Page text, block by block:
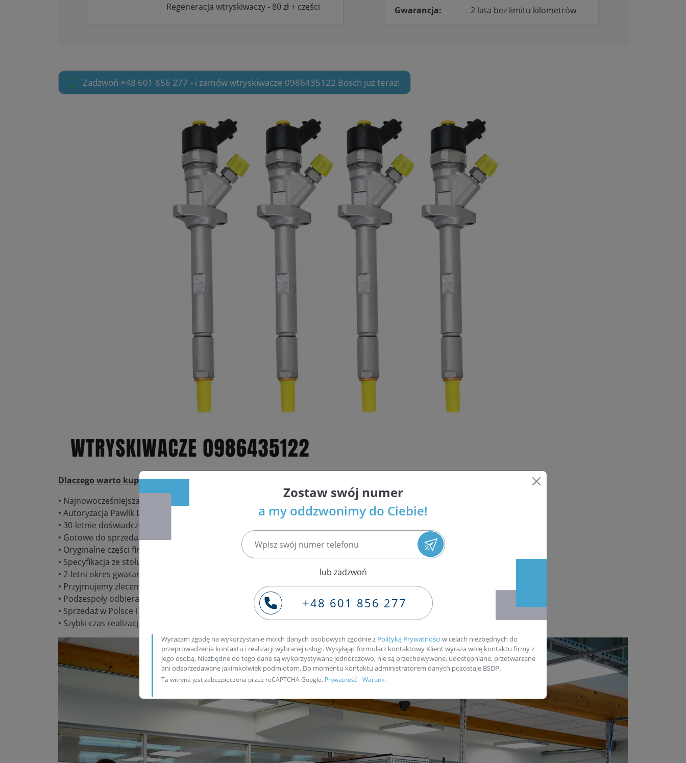
Regeneracja wtryskiwaczy - 80 zł + części Gwarancja: 2 lata bez limitu kilometrów
Zadzwoń +48 601 856 277 - i zamów wtryskiwacze 0986435122 Bosch już teraz!
Dlaczego warto kupić:
• Najnowocześniejsza pracownia regeneracji wtryskiwaczy Common Rail i benzynowych w Polsce
• Autoryzacja Pawlik Diesel Service – gwarancja najwyższej jakości usług
• 30-letnie doświadczenie w naprawie podzespołów układu paliwowego
• Gotowe do sprzedaży wtryskiwacze w dużych ilościach i atrakcyjnych cenach
• Oryginalne części firmy Bosch, Delphi, Denso, Siemens / VDO
• Specyfikacja ze stołu probierczego Bosch EPS 708 oraz Bosch DCI 700 potwierdzająca parametry wtryskiwacza
• 2-letni okres gwarancyjny bez limitu kilometrów
• Przyjmujemy zlecenia wysyłkowe
• Podzespoły odbieramy/wysyłamy codziennie naszym kurierem
• Sprzedaż w Polsce i za granicą
• Szybki czas realizacji zamówienia
Zostaw swój numer
a my oddzwonimy do Ciebie!
lub zadzwoń
+48 601 856 277
Wyrażam zgodę na wykorzystanie moich danych osobowych zgodnie z Polityką Prywatnościw celach niezbędnych do
przeprowadzenia kontaktu i realizacji wybranej usługi. Wysyłając formularz kontaktowy Klient wyraża wolę kontaktu firmy z
jego osobą. Niezbędne do tego dane są wykorzystywane jednorazowo, nie są przechowywane, udostępniane, przetwarzane
ani odsprzedawane jakimkolwiek podmiotom. Do momentu kontaktu administratorem danych pozostaje BSDP.
Ta witryna jest zabezpieczona przez reCAPTCHA Google. Prywatność-Warunki